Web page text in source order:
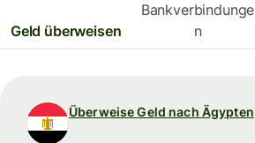
Geld überweisen
Bankverbindunge
n
Überweise Geld nach Ägypten